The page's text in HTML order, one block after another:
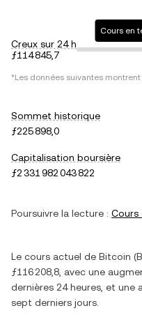
Creux sur 24 h
ƒ114 845,7
Cours en
*Les données suivantes
Sommet historique
ƒ225 898,0
Capitalisation boursière
ƒ2 331 982 043 822
Poursuivre la lecture : Cours
Le cours actuel de Bitcoin (
ƒ116 208,8 , avec une
dernières 24 heures, et une
sept derniers jours.